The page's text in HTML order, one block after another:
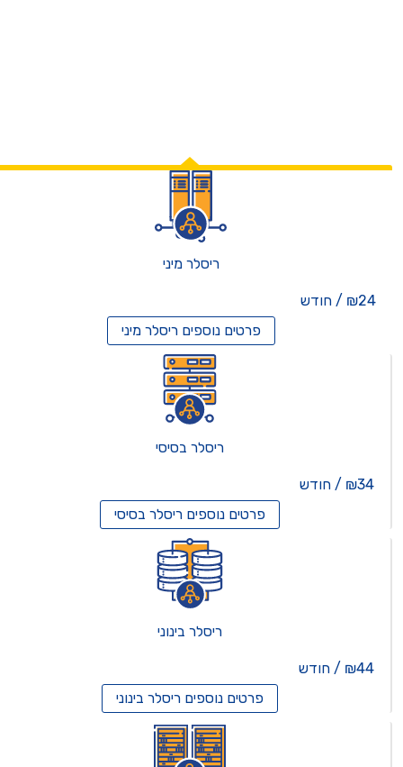
ריסלר מיני
₪24 / חודש
פרטים נוספיםריסלר מיני
ריסלר בסיסי
₪34 / חודש
פרטים נוספיםריסלר בסיסי
ריסלר בינוני
₪44 / חודש
פרטים נוספיםריסלר בינוני